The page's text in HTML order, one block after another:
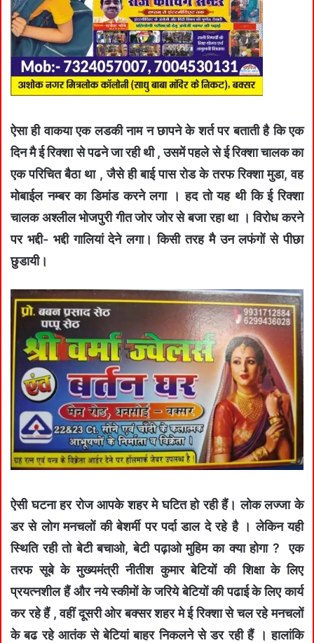
ऐसा ही वाकया एक लडकी नाम न छापने के शर्त पर बताती है कि एक
दिन मै ई रिक्शा से पढने जा रही थी , उसमें पहले से ई रिक्शा चालक का
एक परिचित बैठा था , जैसे ही बाई पास रोड के तरफ रिक्शा मुडा, वह
मोबाईल नम्बर का डिमांड करने लगा । हद तो यह थी कि ई रिक्शा
चालक अश्लील भोजपुरी गीत जोर जोर से बजा रहा था । विरोध करने
पर भद्दी- भद्दी गालियां देने लगा। किसी तरह मै उन लफंगों से पीछा
छुडायी।
ऐसी घटना हर रोज आपके शहर मे घटित हो रही हैं। लोक लज्जा के
डर से लोग मनचलों की बेशर्मी पर पर्दा डाल दे रहे है । लेकिन यही
स्थिति रही तो बेटी बचाओ, बेटी पढ़ाओ मुहिम का क्या होगा ? एक
तरफ सूबे के मुख्यमंत्री नीतीश कुमार बेटियों की शिक्षा के लिए
प्रयत्नशील हैं और नये स्कीमों के जरिये बेटियों की पढाई के लिए कार्य
कर रहे हैं , वहीं दूसरी ओर बक्सर शहर मे ई रिक्शा से चल रहे मनचलों
के बढ रहे आतंक से बेटियां बाहर निकलने से डर रही हैं । हालांकि